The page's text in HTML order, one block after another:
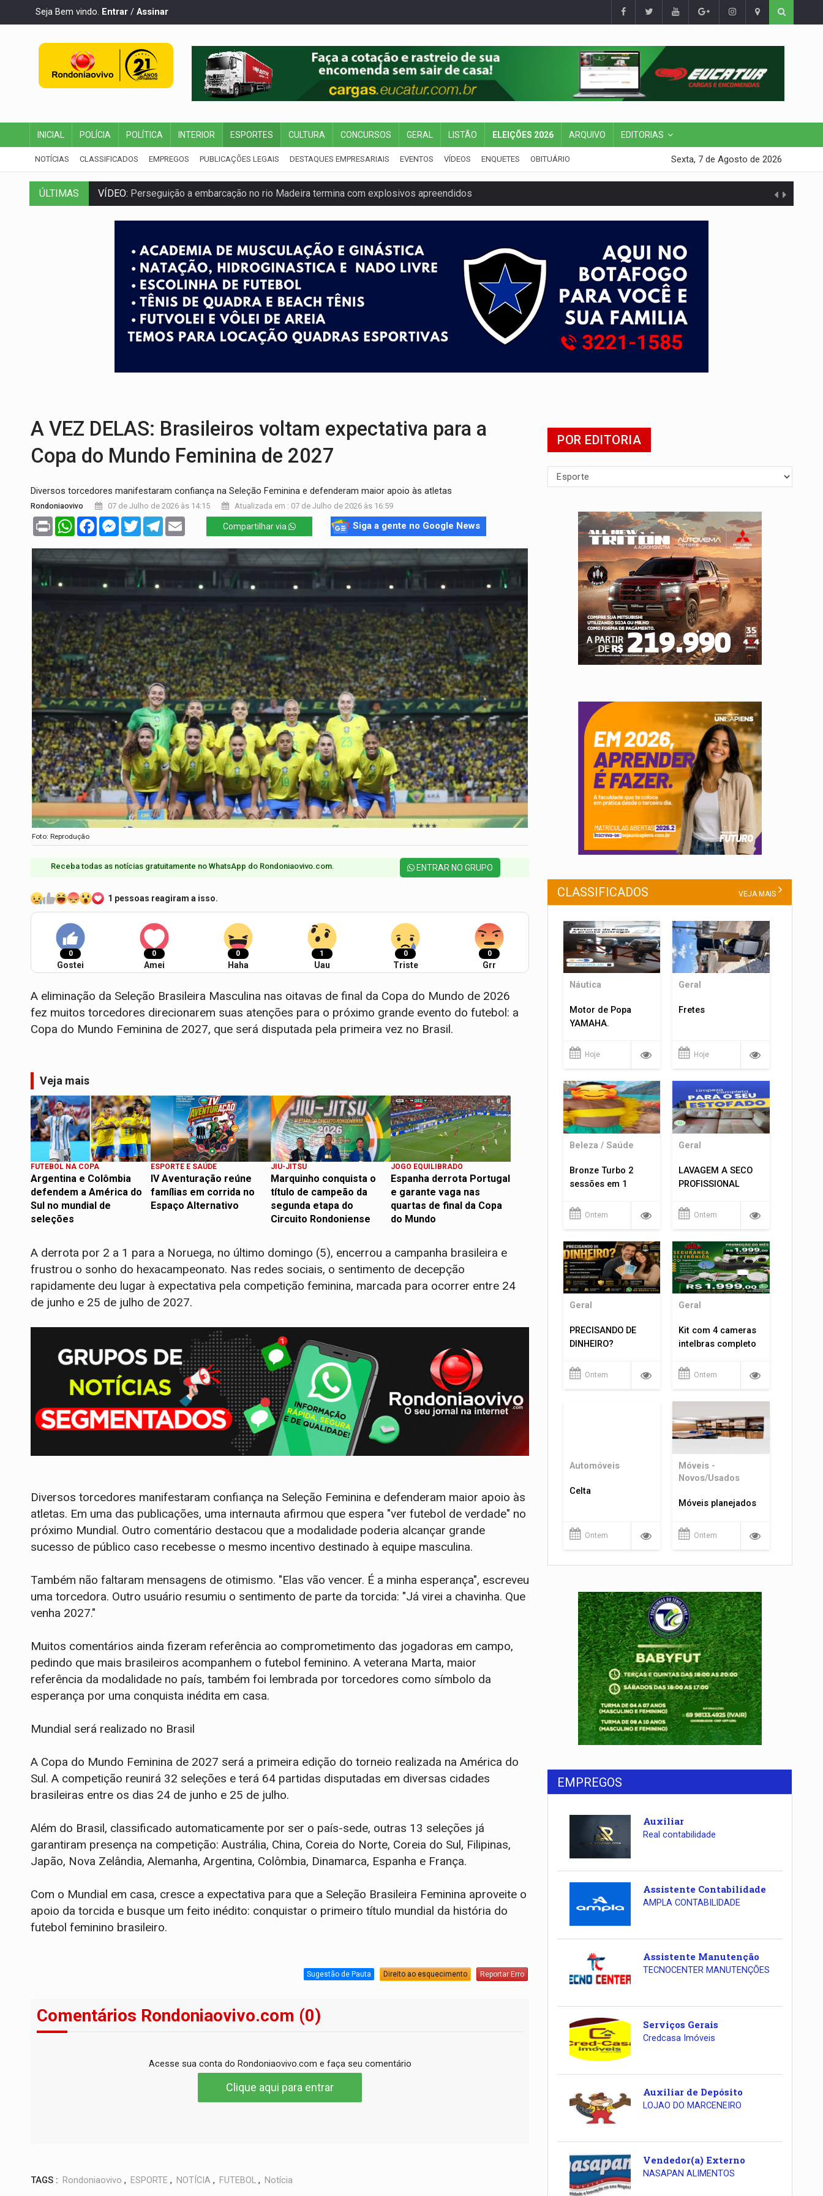
Seja Bem vindo. Entrar / Assinar
INICIAL POLÍCIA POLÍTICA INTERIOR ESPORTES CULTURA CONCURSOS GERAL LISTÃO ELEIÇÕES 2026 ARQUIVO EDITORIAS
NOTÍCIAS CLASSIFICADOS EMPREGOS PUBLICAÇÕES LEGAIS DESTAQUES EMPRESARIAIS EVENTOS VÍDEOS ENQUETES OBITUÁRIO Sexta, 7 de Agosto de 2026
ÚLTIMAS VÍDEO: Perseguição a embarcação no rio Madeira termina com explosivos apreendidos
AVISO DE LICITAÇÃO: PREGÃO ELETRÔNICO Nº 90091/2025/SUPEL/RO
PROVA CONTÁBIL:UNNESA apresenta documentos e questiona apreensão da PF em PVH
Ciclista é atropelado por carro na região Central de Porto Velho
Publicação Legal:AVISO DE LICITAÇÃO: PREGÃO ELETRÔNICO N.º 90136/2026/SUPEL/RO
FUTEBOL:Confira classificados e detalhes do sorteio da Copa do Brasil 2026
A VEZ DELAS: Brasileiros voltam expectativa para a
Copa do Mundo Feminina de 2027
Diversos torcedores manifestaram confiança na Seleção Feminina e defenderam maior apoio às atletas
Rondoniaovivo 07 de Julho de 2026 às 14:15 Atualizada em : 07 de Julho de 2026 às 16:59
Print WhatsAppFacebookMessenger
TwitterTelegram Compartilhar via Siga a gente no Google News
Foto: Reprodução
Receba todas as notícias gratuitamente no WhatsApp do Rondoniaovivo.com.​ ENTRAR NO GRUPO
1 pessoas reagiram a isso.
0
Gostei
0
Amei
0
Haha
1
Uau
0
Triste
0
Grr
A eliminação da Seleção Brasileira Masculina nas oitavas de final da Copa do Mundo de 2026
fez muitos torcedores direcionarem suas atenções para o próximo grande evento do futebol: a
Copa do Mundo Feminina de 2027, que será disputada pela primeira vez no Brasil.
Veja mais
FUTEBOL NA COPA
Argentina e Colômbia
defendem a América do
Sul no mundial de
seleções
ESPORTE E SAÚDE
IV Aventuração reúne
famílias em corrida no
Espaço Alternativo
JIU-JITSU
Marquinho conquista o
título de campeão da
segunda etapa do
Circuito Rondoniense
JOGO EQUILIBRADO
Espanha derrota Portugal
e garante vaga nas
quartas de final da Copa
do Mundo
A derrota por 2 a 1 para a Noruega, no último domingo (5), encerrou a campanha brasileira e
frustrou o sonho do hexacampeonato. Nas redes sociais, o sentimento de decepção
rapidamente deu lugar à expectativa pela competição feminina, marcada para ocorrer entre 24
de junho e 25 de julho de 2027.
Diversos torcedores manifestaram confiança na Seleção Feminina e defenderam maior apoio às
atletas. Em uma das publicações, uma internauta afirmou que espera "ver futebol de verdade" no
próximo Mundial. Outro comentário destacou que a modalidade poderia alcançar grande
sucesso de público caso recebesse o mesmo incentivo destinado à equipe masculina.
Também não faltaram mensagens de otimismo. "Elas vão vencer. É a minha esperança", escreveu
uma torcedora. Outro usuário resumiu o sentimento de parte da torcida: "Já virei a chavinha. Que
venha 2027."
Muitos comentários ainda fizeram referência ao comprometimento das jogadoras em campo,
pedindo que mais brasileiros acompanhem o futebol feminino. A veterana Marta, maior
referência da modalidade no país, também foi lembrada por torcedores como símbolo da
esperança por uma conquista inédita em casa.
Mundial será realizado no Brasil
A Copa do Mundo Feminina de 2027 será a primeira edição do torneio realizada na América do
Sul. A competição reunirá 32 seleções e terá 64 partidas disputadas em diversas cidades
brasileiras entre os dias 24 de junho e 25 de julho.
Além do Brasil, classificado automaticamente por ser o país-sede, outras 13 seleções já
garantiram presença na competição: Austrália, China, Coreia do Norte, Coreia do Sul, Filipinas,
Japão, Nova Zelândia, Alemanha, Argentina, Colômbia, Dinamarca, Espanha e França.
Com o Mundial em casa, cresce a expectativa para que a Seleção Brasileira Feminina aproveite o
apoio da torcida e busque um feito inédito: conquistar o primeiro título mundial da história do
futebol feminino brasileiro.
Sugestão de Pauta Direito ao esquecimento Reportar Erro
Comentários Rondoniaovivo.com (0)
Acesse sua conta do Rondoniaovivo.com e faça seu comentário
Clique aqui para entrar
TAGS : Rondoniaovivo , ESPORTE , NOTÍCIA , FUTEBOL , Notícia
POR EDITORIA
CLASSIFICADOS VEJA MAIS
Náutica
Motor de Popa
YAMAHA.
Hoje
Geral
Fretes
Hoje
Beleza / Saúde
Bronze Turbo 2
sessões em 1
Ontem
Geral
LAVAGEM A SECO
PROFISSIONAL
Ontem
Geral
PRECISANDO DE
DINHEIRO?
Ontem
Geral
Kit com 4 cameras
intelbras completo
Ontem
Automóveis
Celta
Ontem
Móveis -
Novos/Usados
Móveis planejados
Ontem
EMPREGOS
Auxiliar
Real contabilidade
Assistente Contabilidade
AMPLA CONTABILIDADE
Assistente Manutenção
TECNOCENTER MANUTENÇÕES
Serviços Gerais
Credcasa Imóveis
Auxiliar de Depósito
LOJAO DO MARCENEIRO
Vendedor(a) Externo
NASAPAN ALIMENTOS